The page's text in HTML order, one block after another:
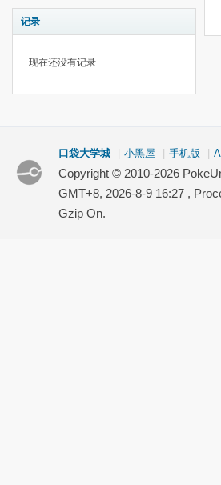
记录
现在还没有记录
口袋大学城 小黑屋 手机版
Copyright © 2010-2026
GMT+8, 2026-8-9 16:27 ,
Gzip On.